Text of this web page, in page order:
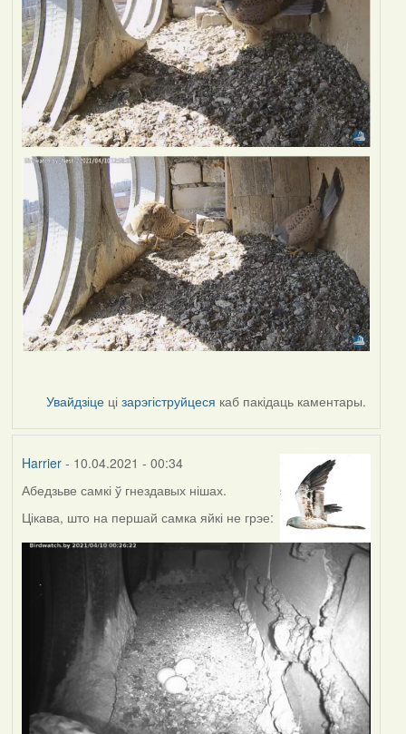
Увайдзіце цізарэгіструйцеся каб пакідаць каментары.
Harrier- 10.04.2021 - 00:34
Абедзьве самкі ў гнездавых нішах.
Цікава, што на першай самка яйкі не грэе: